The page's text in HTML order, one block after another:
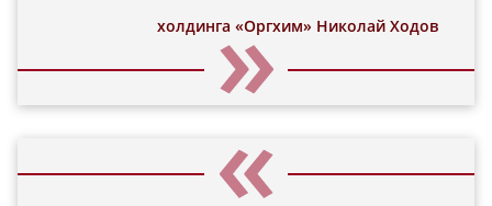
холдинга «Оргхим» Николай Ходов